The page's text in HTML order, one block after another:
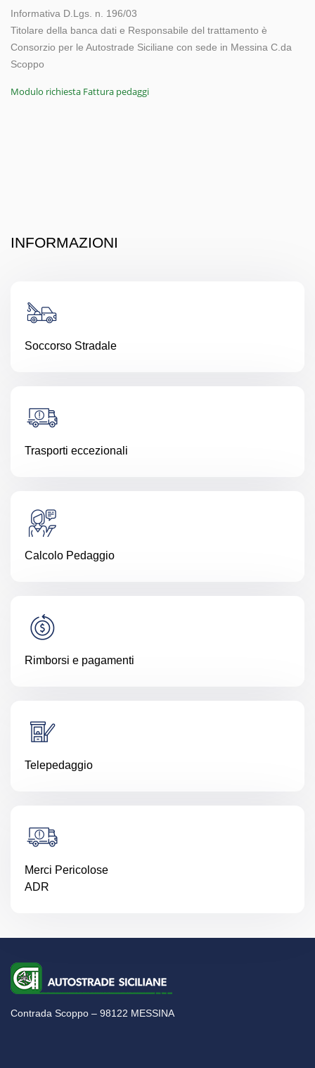
Informativa D.Lgs. n. 196/03
Titolare della banca dati e Responsabile del trattamento è
Consorzio per le Autostrade Siciliane con sede in Messina C.da
Scoppo
Modulo richiesta Fattura pedaggi
INFORMAZIONI
Soccorso Stradale
Trasporti eccezionali
Calcolo Pedaggio
Rimborsi e pagamenti
Telepedaggio
Merci Pericolose
ADR
Contrada Scoppo – 98122 MESSINA